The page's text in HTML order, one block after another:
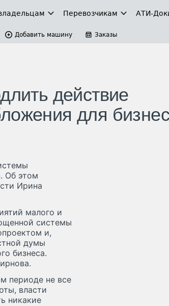
Перевозчикам АТИ-
Добавить машину Заказы
действие
для
Об этом
Ирина
малого и
системы
и,
думы
бизнеса.
периоде не все
власти
никакие